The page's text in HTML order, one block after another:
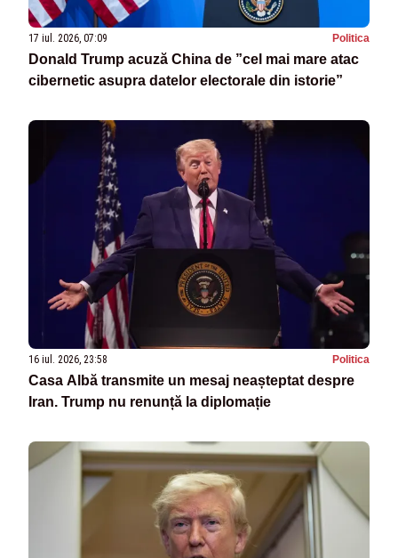
17 iul. 2026, 07:09 Politica
Donald Trump acuză China de ”cel mai mare atac
cibernetic asupra datelor electorale din istorie”
16 iul. 2026, 23:58 Politica
Casa Albă transmite un mesaj neașteptat despre
Iran. Trump nu renunță la diplomație